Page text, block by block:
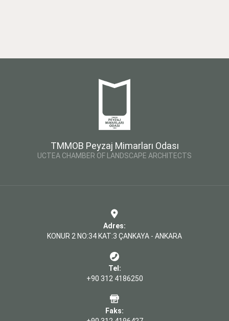
TMMOB Peyzaj Mimarları Odası
UCTEA CHAMBER OF LANDSCAPE ARCHITECTS
Adres:
KONUR 2 NO:34 KAT:3 ÇANKAYA - ANKARA
Tel:
+90 312 4186250
Faks: